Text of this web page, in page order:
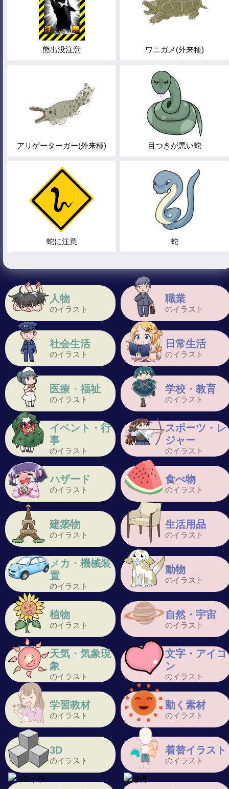
人物
のイラスト
職業
のイラスト
社会生活
のイラスト
日常生活
のイラスト
医療・福祉
のイラスト
学校・教育
のイラスト
イベント・行
事
のイラスト
スポーツ・レ
ジャー
のイラスト
ハザード
のイラスト
食べ物
のイラスト
建築物
のイラスト
生活用品
のイラスト
メカ・機械装
置
のイラスト
動物
のイラスト
植物
のイラスト
自然・宇宙
のイラスト
天気・気象現
象
のイラスト
文字・アイコ
ン
のイラスト
学習教材
のイラスト
動く素材
のイラスト
3D
のイラスト
着替イラスト
のイラスト
熊出没注意 ワニガメ(外来種)
アリゲーターガー(外来種) 目つきが悪い蛇
蛇に注意 蛇